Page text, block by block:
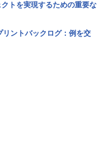
トを実現するための重要な
ントバックログ：例を交